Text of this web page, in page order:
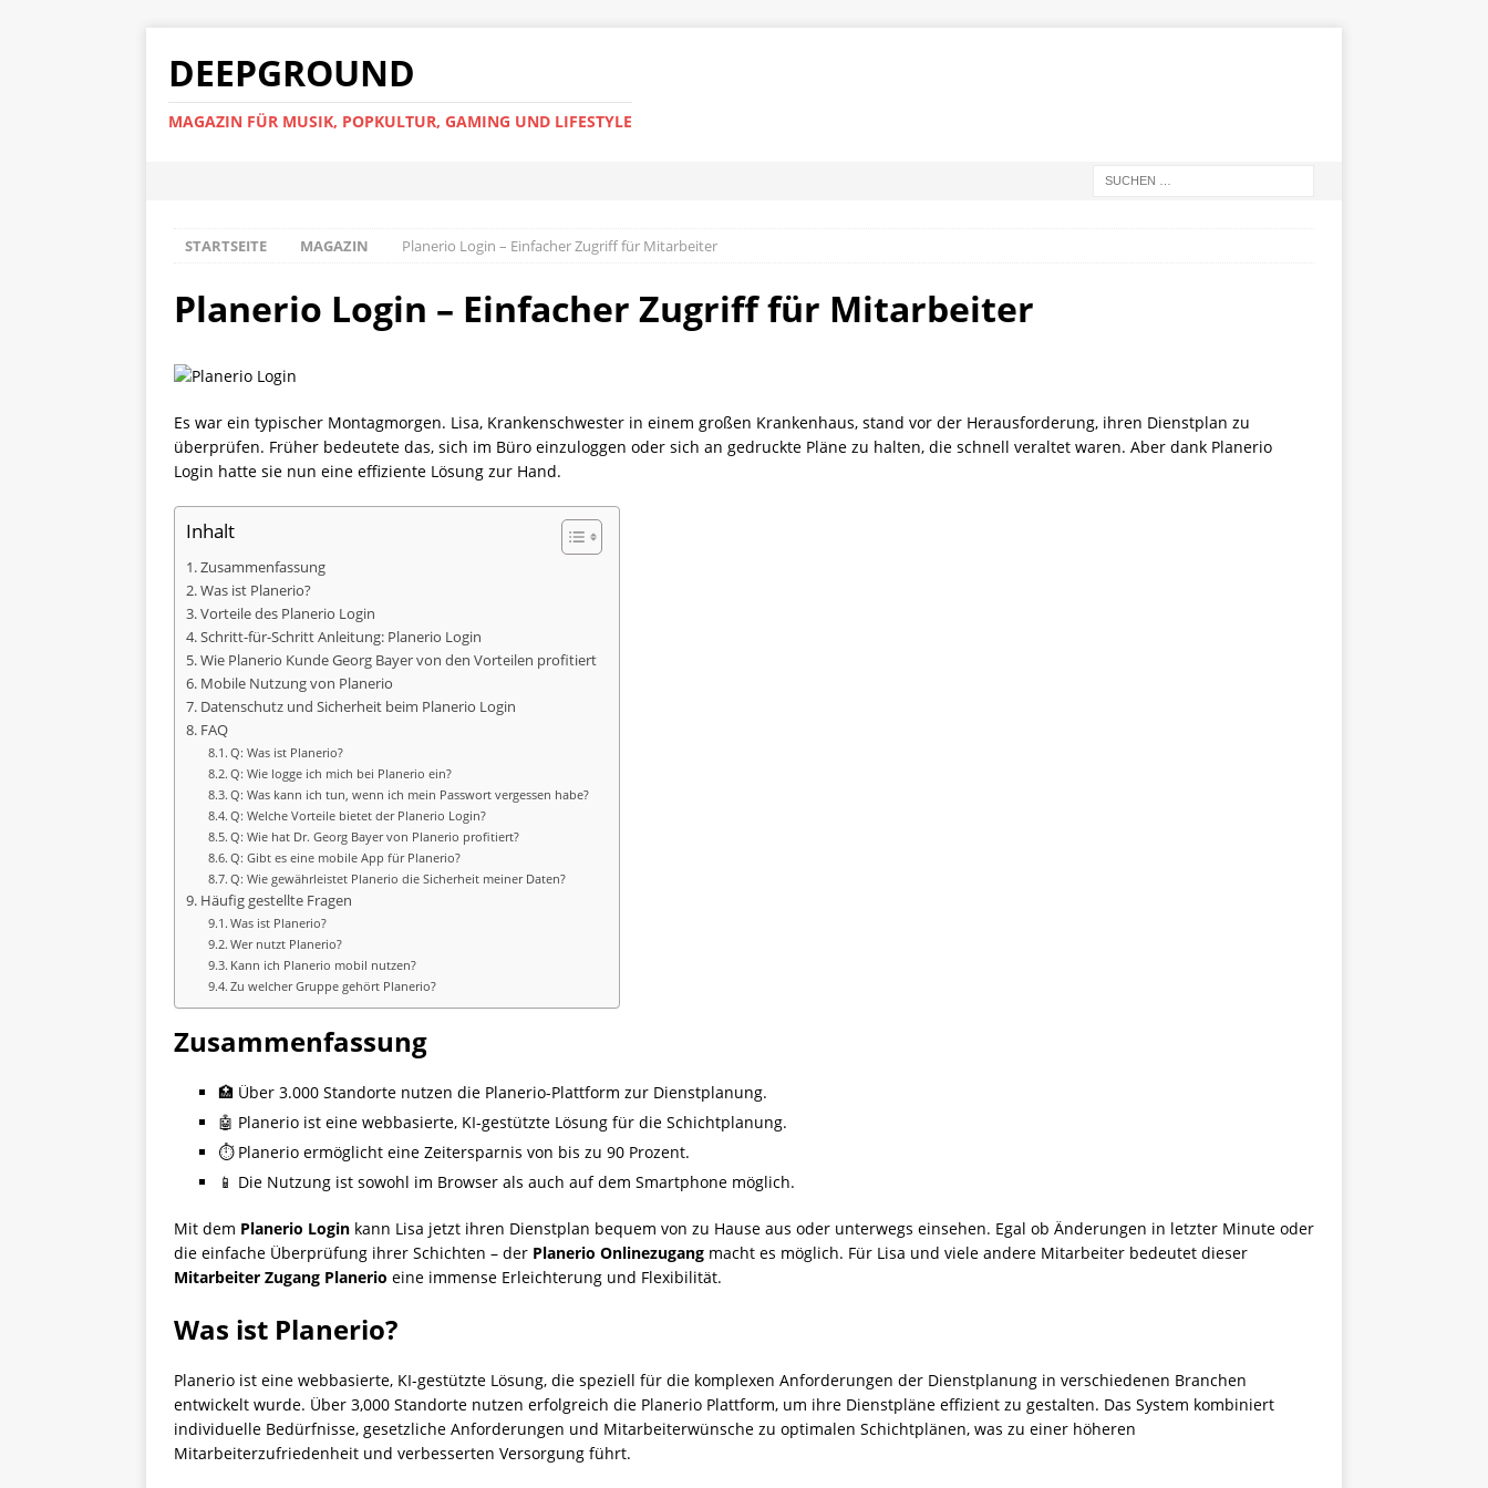
DEEPGROUND
MAGAZIN FÜR MUSIK, POPKULTUR, GAMING UND LIFESTYLE
STARTSEITE MAGAZIN Planerio Login – Einfacher Zugriff für Mitarbeiter
Planerio Login – Einfacher Zugriff für Mitarbeiter
Es war ein typischer Montagmorgen. Lisa, Krankenschwester in einem großen Krankenhaus, stand vor der Herausforderung, ihren Dienstplan zu
überprüfen. Früher bedeutete das, sich im Büro einzuloggen oder sich an gedruckte Pläne zu halten, die schnell veraltet waren. Aber dank Planerio
Login hatte sie nun eine effiziente Lösung zur Hand.
Inhalt
Zusammenfassung
Was ist Planerio?
Vorteile des Planerio Login
Schritt-für-Schritt Anleitung: Planerio Login
Wie Planerio Kunde Georg Bayer von den Vorteilen profitiert
Mobile Nutzung von Planerio
Datenschutz und Sicherheit beim Planerio Login
FAQ
Q: Was ist Planerio?
Q: Wie logge ich mich bei Planerio ein?
Q: Was kann ich tun, wenn ich mein Passwort vergessen habe?
Q: Welche Vorteile bietet der Planerio Login?
Q: Wie hat Dr. Georg Bayer von Planerio profitiert?
Q: Gibt es eine mobile App für Planerio?
Q: Wie gewährleistet Planerio die Sicherheit meiner Daten?
Häufig gestellte Fragen
Was ist Planerio?
Wer nutzt Planerio?
Kann ich Planerio mobil nutzen?
Zu welcher Gruppe gehört Planerio?
Zusammenfassung
🏥 Über 3.000 Standorte nutzen die Planerio-Plattform zur Dienstplanung.
🤖 Planerio ist eine webbasierte, KI-gestützte Lösung für die Schichtplanung.
⏱️ Planerio ermöglicht eine Zeitersparnis von bis zu 90 Prozent.
📱 Die Nutzung ist sowohl im Browser als auch auf dem Smartphone möglich.
Mit dem Planerio Login kann Lisa jetzt ihren Dienstplan bequem von zu Hause aus oder unterwegs einsehen. Egal ob Änderungen in letzter Minute oder
die einfache Überprüfung ihrer Schichten – der Planerio Onlinezugang macht es möglich. Für Lisa und viele andere Mitarbeiter bedeutet dieser
Mitarbeiter Zugang Planerio eine immense Erleichterung und Flexibilität.
Was ist Planerio?
Planerio ist eine webbasierte, KI-gestützte Lösung, die speziell für die komplexen Anforderungen der Dienstplanung in verschiedenen Branchen
entwickelt wurde. Über 3,000 Standorte nutzen erfolgreich die Planerio Plattform, um ihre Dienstpläne effizient zu gestalten. Das System kombiniert
individuelle Bedürfnisse, gesetzliche Anforderungen und Mitarbeiterwünsche zu optimalen Schichtplänen, was zu einer höheren
Mitarbeiterzufriedenheit und verbesserten Versorgung führt.